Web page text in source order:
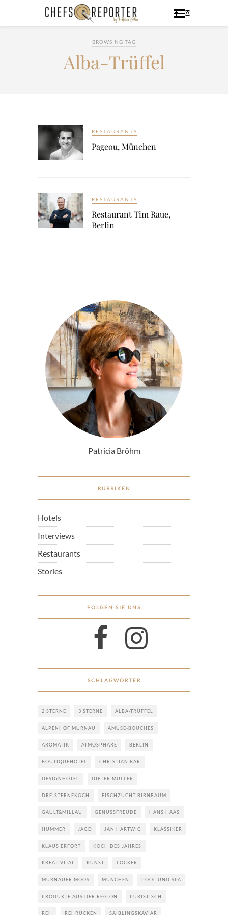
BROWSING TAG
Alba-Trüffel
RESTAURANTS
Pageou, München
RESTAURANTS
Restaurant Tim Raue,
Berlin
Patricia Bröhm
RUBRIKEN
Hotels
Interviews
Restaurants
Stories
FOLGEN SIE UNS
SCHLAGWÖRTER
2 STERNE 3 STERNE ALBA-TRÜFFEL
ALPENHOF MURNAU AMUSE-BOUCHES
AROMATIK ATMOSPHÄRE BERLIN
BOUTIQUEHOTEL CHRISTIAN BÄR
DESIGNHOTEL DIETER MÜLLER
DREISTERNEKOCH FISCHZUCHT BIRNBAUM
GAULT&MILLAU GENUSSFREUDE HANS HAAS
HUMMER JAGD JAN HARTWIG KLASSIKER
KLAUS ERFORT KOCH DES JAHRES
KREATIVITÄT KUNST LOCKER
MURNAUER MOOS MÜNCHEN POOL UND SPA
PRODUKTE AUS DER REGION PURISTISCH
REH REHRÜCKEN SAIBLINGSKAVIAR